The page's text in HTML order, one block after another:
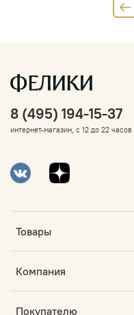
Товары
Компания
Покупателю
8 (495) 194-15-37
интернет-магазин, с 12 до 22 часов